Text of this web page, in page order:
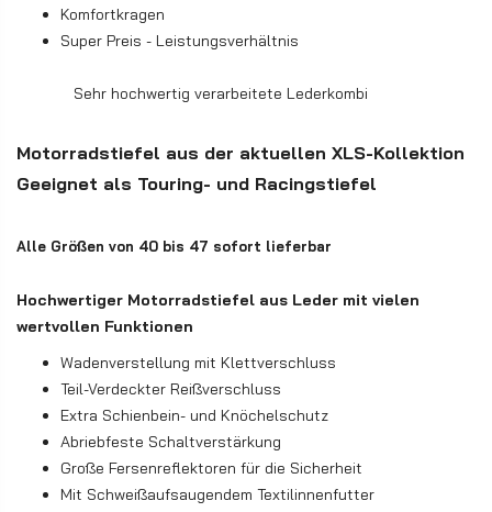
Komfortkragen
Super Preis - Leistungsverhältnis
Sehr hochwertig verarbeitete Lederkombi
Motorradstiefel aus der aktuellen XLS-Kollektion
Geeignet als Touring- und Racingstiefel
Alle Größen von 40 bis 47 sofort lieferbar
Hochwertiger Motorradstiefel aus Leder mit vielen
wertvollen Funktionen
Wadenverstellung mit Klettverschluss
Teil-Verdeckter Reißverschluss
Extra Schienbein- und Knöchelschutz
Abriebfeste Schaltverstärkung
Große Fersenreflektoren für die Sicherheit
Mit Schweißaufsaugendem Textilinnenfutter